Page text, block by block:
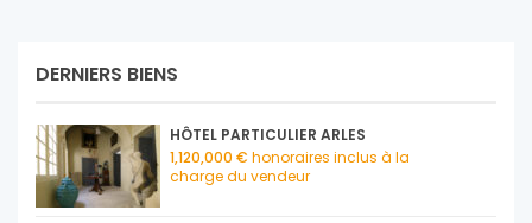
DERNIERS BIENS
HÔTEL PARTICULIER ARLES
1,120,000 € honoraires inclus à la
charge du vendeur